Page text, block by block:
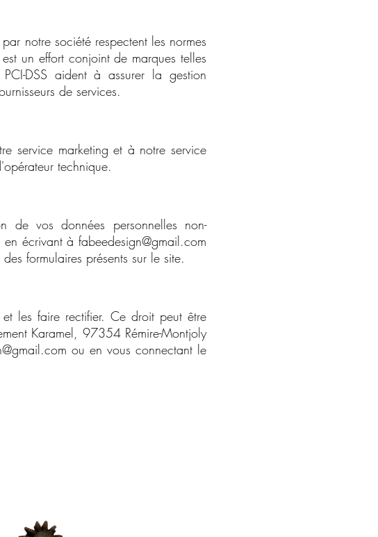
notre société respectent les normes
un effort conjoint de marques telles
DSS aident à assurer la gestion
de services.
service marketing et à notre service
technique.
de vos données personnelles non-
en écrivant à fabeedesign@gmail.com
formulaires présents sur le site.
les faire rectifier. Ce droit peut être
Karamel, 97354 Rémire-Montjoly
ou en vous connectant le